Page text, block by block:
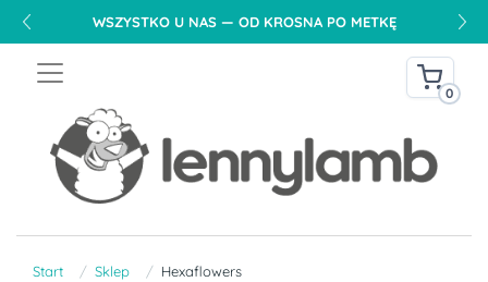
WSZYSTKO U NAS — OD KROSNA PO METKĘ
0
Start Sklep Hexaflowers